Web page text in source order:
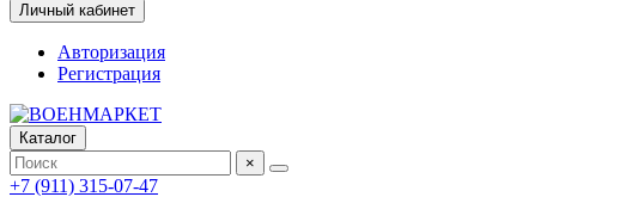
Личный кабинет
Авторизация
Регистрация
Каталог
×
+7 (911) 315-07-47